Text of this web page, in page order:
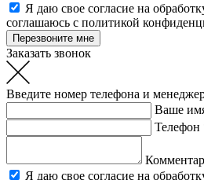
Я даю свое согласие на
соглашаюсь с политикой
Заказать звонок
Введите номер телефона и
Ваше
Телефон
Я даю свое согласие на